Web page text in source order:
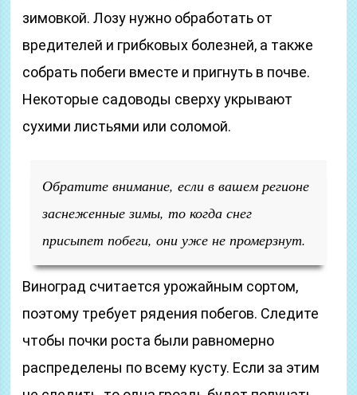
зимовкой. Лозу нужно обработать от
вредителей и грибковых болезней, а также
собрать побеги вместе и пригнуть в почве.
Некоторые садоводы сверху укрывают
сухими листьями или соломой.
Обратите внимание, если в вашем регионе
заснеженные зимы, то когда снег
присыпет побеги, они уже не промерзнут.
Виноград считается урожайным сортом,
поэтому требует рядения побегов. Следите
чтобы почки роста были равномерно
распределены по всему кусту. Если за этим